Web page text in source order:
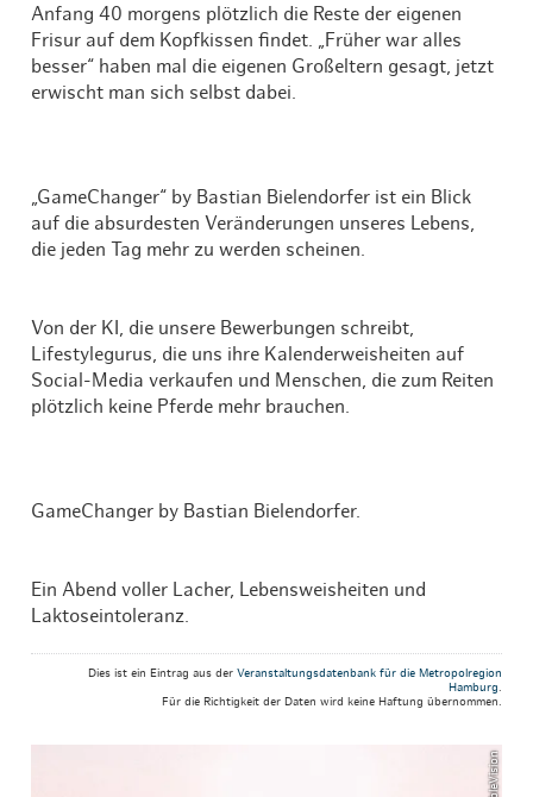
Anfang 40 morgens plötzlich die Reste der eigenen
Frisur auf dem Kopfkissen findet. „Früher war alles
besser“ haben mal die eigenen Großeltern gesagt, jetzt
erwischt man sich selbst dabei.
„GameChanger“ by Bastian Bielendorfer ist ein Blick
auf die absurdesten Veränderungen unseres Lebens,
die jeden Tag mehr zu werden scheinen.
Von der KI, die unsere Bewerbungen schreibt,
Lifestylegurus, die uns ihre Kalenderweisheiten auf
Social-Media verkaufen und Menschen, die zum Reiten
plötzlich keine Pferde mehr brauchen.
GameChanger by Bastian Bielendorfer.
Ein Abend voller Lacher, Lebensweisheiten und
Laktoseintoleranz.
Dies ist ein Eintrag aus der Veranstaltungsdatenbank für die Metropolregion
Hamburg.
Für die Richtigkeit der Daten wird keine Haftung übernommen.